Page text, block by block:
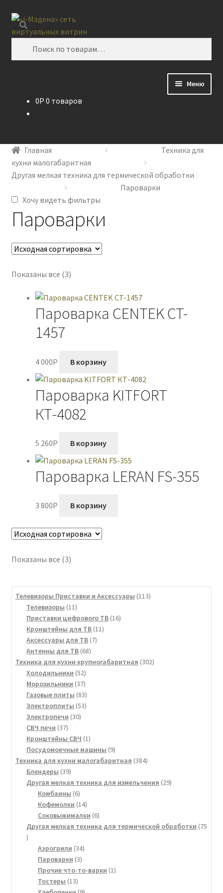
Перейти
к
Перейти
к
Поиск
Меню
Контакты
0P 0 товаров
Главная
Техника для
кухни малогабаритная
Другая мелкая техника для термической обработки
Пароварки
Хочу видеть фильтры
Пароварки
Показаны все (3)
Пароварка CENTEK CT-
1457
4 000P В корзину
Пароварка KITFORT
КТ-4082
5 260P В корзину
Пароварка LERAN FS-355
3 800P В корзину
Показаны все (3)
Телевизоры Приставки и Аксессуары 113113
Телевизоры 1111
товаров
Приставки цифрового ТВ 1616
Кронштейны для ТВ 1111
Аксессуары для ТВ 77
Антенны для ТВ 6868
товаров
Техника для кухни крупногабаритная 302302
Холодильники 5252
товара
Морозильники 3737
товаров
Газовые плиты 8383
товара
Электроплиты 5353
Электропечи 3030
СВЧ печи 3737
товаров
Кронштейны СВЧ 11
товар
Посудомоечные машины 99
товаров
Техника для кухни малогабаритная 384384
Блендеры 3939
товаров
Другая мелкая техника для измельчения 2929
Комбаины 66
товаров
Кофемолки 1414
товаров
Соковыжималки 66
товаров
Другая мелкая техника для термической обработки 75
75
товаров
Аэрогрили 3434
Пароварки 33
товара
Прочие что-то-варки 11
Тостеры 1313